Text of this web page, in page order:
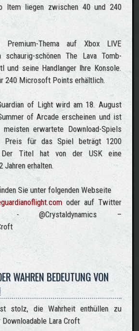
Item liegen zwischen 40 und 240
Thema auf Xbox LIVE
schönen The Lava Tomb-
und seine Handlanger Ihre Konsole.
240 Microsoft Points erhältlich.
of Light wird am 18. August
of Arcade erscheinen und ist
erwartete Download-Spiels
Preis für das Spiel beträgt 1200
Titel hat von der USK eine
Jahren erhalten.
Sie unter folgenden Webseite
oder auf Twitter
- @Crystaldynamics –
WAHREN BEDEUTUNG VON
stolz, die Wahrheit enthüllen zu
Lara Croft